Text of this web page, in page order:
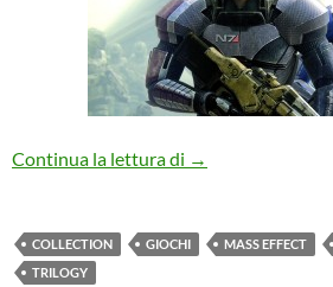
Continua la lettura di Mass Effect
→
COLLECTION GIOCHI MASS EFFECT
TRILOGY